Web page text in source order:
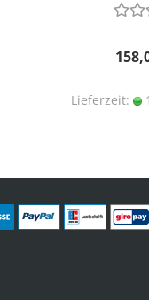
Lieferzeit: